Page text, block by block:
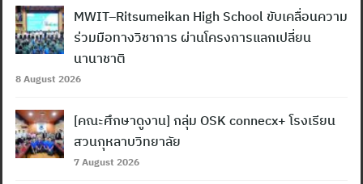
MWIT–Ritsumeikan High School ขับเคลื่อนความ
ร่วมมือทางวิชาการ ผ่านโครงการแลกเปลี่ยน
นานาชาติ
8 August 2026
[คณะศึกษาดูงาน] กลุ่ม OSK connecx+ โรงเรียน
สวนกุหลาบวิทยาลัย
7 August 2026